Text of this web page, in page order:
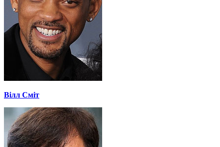
Вілл Сміт